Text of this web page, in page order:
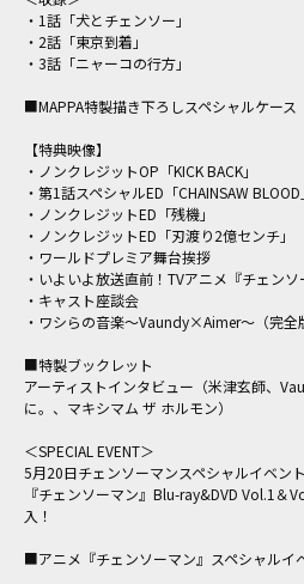
・1話「犬とチェンソー」
・2話「東京到着」
・3話「ニャーコの行方」
■MAPPA特製描き下ろしスペシャルケース
【特典映像】
・ノンクレジットOP「KICK BACK」
・第1話スペシャルED「CHAINSAW BLOOD」
・ノンクレジットED「残機」
・ノンクレジットED「刃渡り2億センチ」
・ワールドプレミア舞台挨拶
・いよいよ放送直前！TVアニメ『チェン
・キャスト座談会
・ワシらの音楽～Vaundy×Aimer～（完全
■特製ブックレット
アーティストインタビュー（米津玄師、
に。、マキシマム ザ ホルモン）
＜SPECIAL EVENT＞
5月20日チェンソーマンスペシャルイベン
『チェンソーマン』Blu-ray&DVD Vol.1＆
入！
■アニメ『チェンソーマン』スペシャルイ